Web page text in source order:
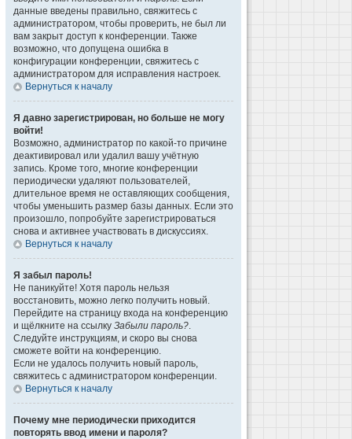
данные введены правильно, свяжитесь с
администратором, чтобы проверить, не был ли
вам закрыт доступ к конференции. Также
возможно, что допущена ошибка в
конфигурации конференции, свяжитесь с
администратором для исправления настроек.
Вернуться к началу
Я давно зарегистрирован, но больше не могу
войти!
Возможно, администратор по какой-то причине
деактивировал или удалил вашу учётную
запись. Кроме того, многие конференции
периодически удаляют пользователей,
длительное время не оставляющих сообщения,
чтобы уменьшить размер базы данных. Если это
произошло, попробуйте зарегистрироваться
снова и активнее участвовать в дискуссиях.
Вернуться к началу
Я забыл пароль!
Не паникуйте! Хотя пароль нельзя
восстановить, можно легко получить новый.
Перейдите на страницу входа на конференцию
и щёлкните на ссылку Забыли пароль?.
Следуйте инструкциям, и скоро вы снова
сможете войти на конференцию.
Если не удалось получить новый пароль,
свяжитесь с администратором конференции.
Вернуться к началу
Почему мне периодически приходится
повторять ввод имени и пароля?